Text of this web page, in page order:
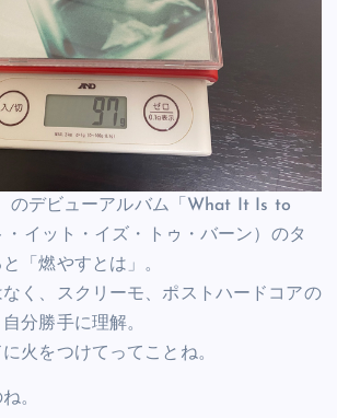
のデビューアルバム「What It Is to
・イット・イズ・トゥ・バーン）のタ
「燃やすとは」。
く、スクリーモ、ポストハードコアの
分勝手に理解。
火をつけてってことね。
。